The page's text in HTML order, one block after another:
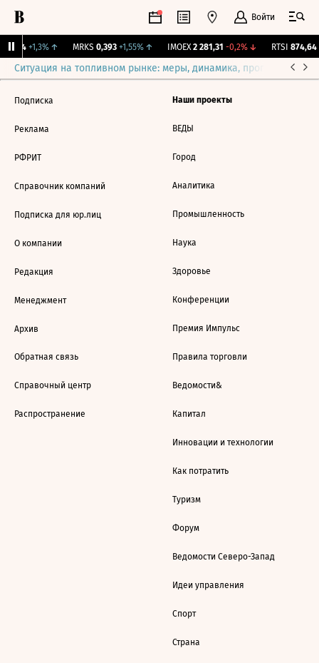
Войти
+1,3%↑ MRKS 0,393 +1,55%↑ IMOEX 2 281,31 -0,2%↓ RTSI 874,64 -
Ситуация на топливном рынке: меры, динамика, прогнозы
Подписка
Реклама
РФРИТ
Справочник компаний
Подписка для юр.лиц
О компании
Редакция
Менеджмент
Архив
Обратная связь
Справочный центр
Распространение
Наши проекты
ВЕДЫ
Город
Аналитика
Промышленность
Наука
Здоровье
Конференции
Премия Импульс
Правила торговли
Ведомости&
Капитал
Инновации и технологии
Как потратить
Туризм
Форум
Ведомости Северо-Запад
Идеи управления
Спорт
Страна